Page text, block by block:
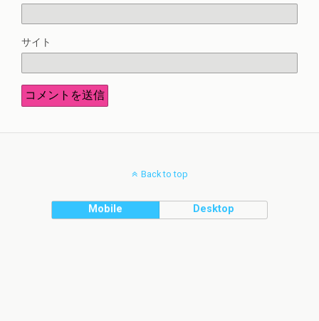
サイト
Back to top
Mobile Desktop